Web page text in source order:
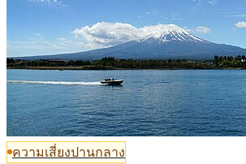
ความเสี่ยงปานกลาง